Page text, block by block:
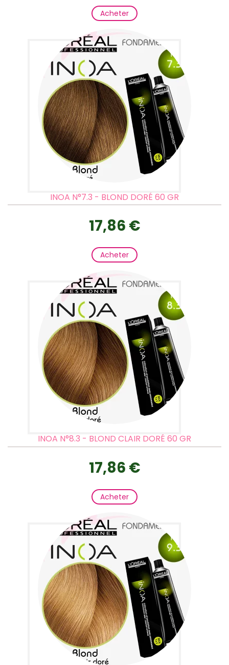
Acheter
INOA N°7.3 - BLOND DORÉ 60 GR
17,86 €
Acheter
INOA N°8.3 - BLOND CLAIR DORÉ 60 GR
17,86 €
Acheter